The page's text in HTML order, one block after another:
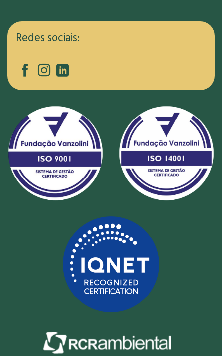
Redes sociais: